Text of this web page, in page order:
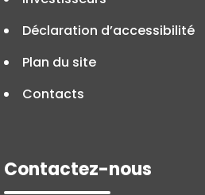
Déclaration d’accessibilité
Plan du site
Contacts
Contactez-nous